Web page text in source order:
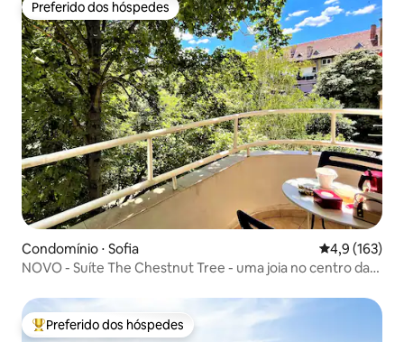
Preferido dos hóspedes
Preferido dos hóspedes
Condomínio ⋅ Sofia 4,9 de uma
4,9 (163)
NOVO - Suíte The Chestnut Tree - uma joia no centro da
Entre os melhores preferidos dos hóspedes
Preferido dos hóspedes